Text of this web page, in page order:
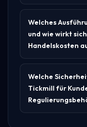
Welches
und wie wirkt
Handelskosten
Welche
Tickmill für